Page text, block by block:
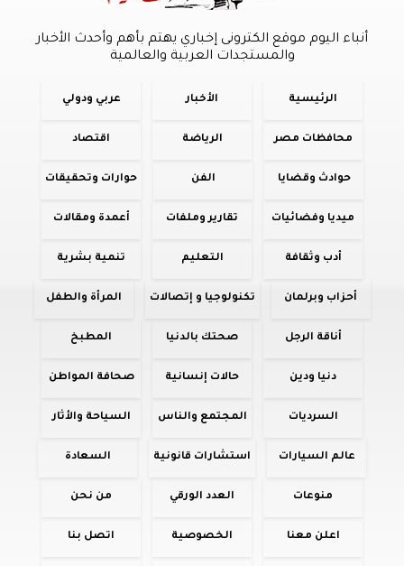
أنباء اليوم موقع الكترونى إخباري يهتم بأهم وأحدث الأخبار
والمستجدات العربية والعالمية
الرئيسية الأخبار عربي ودولي
محافظات مصر الرياضة اقتصاد
حوادث وقضايا الفن حوارات وتحقيقات
ميديا وفضائيات تقارير وملفات أعمدة ومقالات
أدب وثقافة التعليم تنمية بشرية
أحزاب وبرلمان تكنولوجيا و إتصالات المرأة والطفل
أناقة الرجل صحتك بالدنيا المطبخ
دنيا ودين حالات إنسانية صحافة المواطن
السرديات المجتمع والناس السياحة والأثار
عالم السيارات استشارات قانونية السعادة
منوعات العدد الورقي من نحن
اعلن معنا الخصوصية اتصل بنا